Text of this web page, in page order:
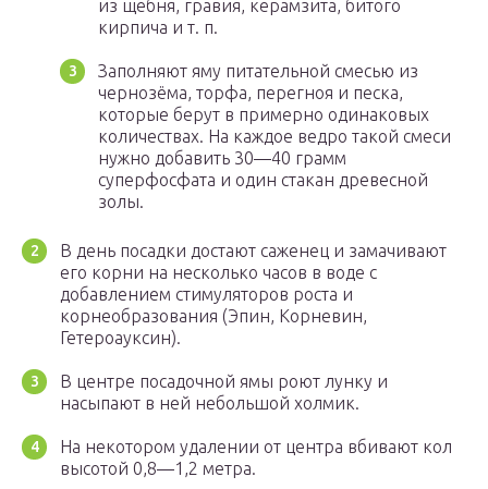
из щебня, гравия, керамзита, битого
кирпича и т. п.
Заполняют яму питательной смесью из
чернозёма, торфа, перегноя и песка,
которые берут в примерно одинаковых
количествах. На каждое ведро такой смеси
нужно добавить 30—40 грамм
суперфосфата и один стакан древесной
золы.
В день посадки достают саженец и замачивают
его корни на несколько часов в воде с
добавлением стимуляторов роста и
корнеобразования (Эпин, Корневин,
Гетероауксин).
В центре посадочной ямы роют лунку и
насыпают в ней небольшой холмик.
На некотором удалении от центра вбивают кол
высотой 0,8—1,2 метра.